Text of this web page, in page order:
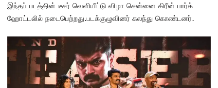
இந்தப் படத்தின் டீசர் வெளியீட்டு விழா சென்னை கிரீன் பார்க்
ஹோட்டலில் நடைபெற்றது.படக்குழுவினர் கலந்து கொண்டனர்.